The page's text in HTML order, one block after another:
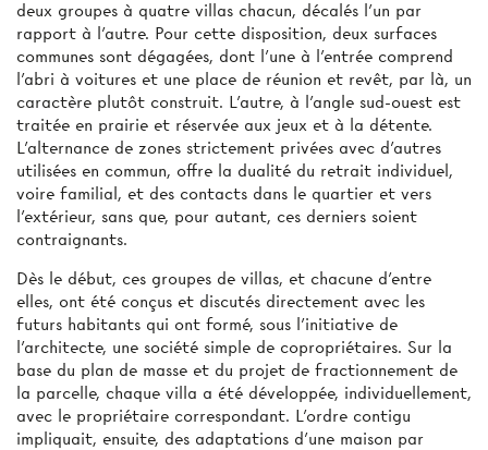
deux groupes à quatre villas chacun, décalés l'un par
rapport à l'autre. Pour cette disposition, deux surfaces
communes sont dégagées, dont l’une à l'entrée comprend
l'abri à voitures et une place de réunion et revêt, par là, un
caractère plutôt construit. L'autre, à l'angle sud-ouest est
traitée en prairie et réservée aux jeux et à la détente.
L'alternance de zones strictement privées avec d'autres
utilisées en commun, offre la dualité du retrait individuel,
voire familial, et des contacts dans le quartier et vers
l'extérieur, sans que, pour autant, ces derniers soient
contraignants.
Dès le début, ces groupes de villas, et chacune d'entre
elles, ont été conçus et discutés directement avec les
futurs habitants qui ont formé, sous l'initiative de
l'architecte, une société simple de copropriétaires. Sur la
base du plan de masse et du projet de fractionnement de
la parcelle, chaque villa a été développée, individuellement,
avec le propriétaire correspondant. L'ordre contigu
impliquait, ensuite, des adaptations d'une maison par